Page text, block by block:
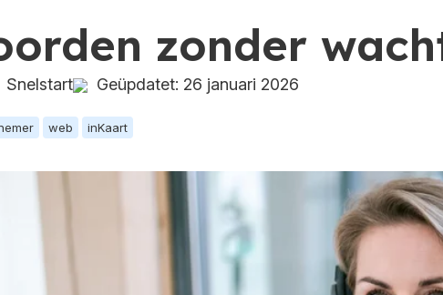
zonder
Snelstart Geüpdatet: 26 januari 2026
web inKaart